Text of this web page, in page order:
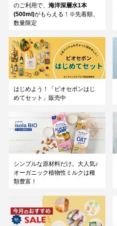
のご利用で、 海洋深層水1本
(500ml)がもらえる！※先着順、
数量限定
はじめよう！「ビオセボンはじ
めてセット」販売中
シンプルな原材料だけ。大人気♪
オーガニック植物性ミルクは種
類豊富！